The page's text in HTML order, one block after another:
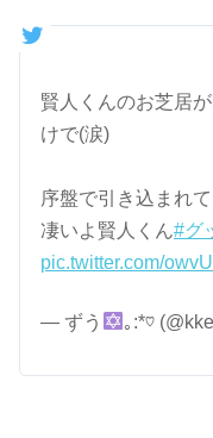
賢人くんのお芝居
けで(涙)
序盤で引き込まれ
凄いよ賢人くん#グ
pic.twitter.com/
— ずう ｡:*♡